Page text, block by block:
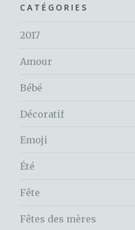
CATÉGORIES
2017
Amour
Bébé
Décoratif
Emoji
Été
Fête
Fêtes des mères